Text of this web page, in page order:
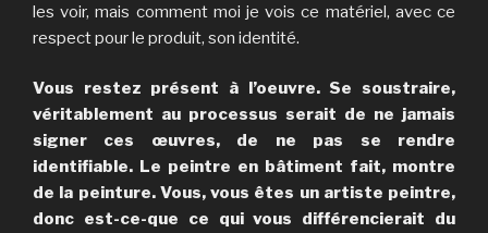
les voir, mais comment moi je vois ce matériel, avec ce
respect pour le produit, son identité.
Vous restez présent à l’oeuvre. Se soustraire,
véritablement au processus serait de ne jamais
signer ces œuvres, de ne pas se rendre
identifiable. Le peintre en bâtiment fait, montre
de la peinture. Vous, vous êtes un artiste peintre,
donc est-ce-que ce qui vous différencierait du